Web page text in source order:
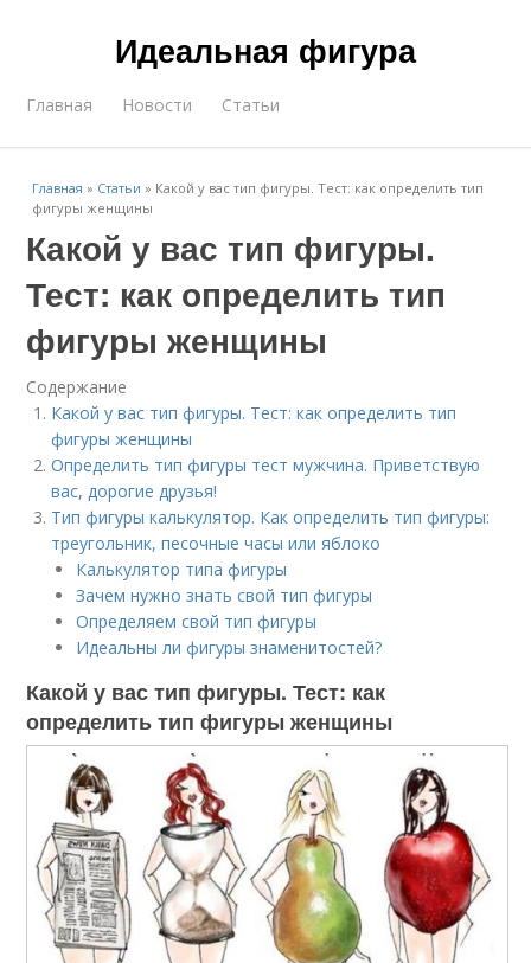
Идеальная фигура
Главная Новости Статьи
Главная » Статьи » Какой у вас тип фигуры. Тест: как определить тип
фигуры женщины
Какой у вас тип фигуры.
Тест: как определить тип
фигуры женщины
Содержание
Какой у вас тип фигуры. Тест: как определить тип
фигуры женщины
Определить тип фигуры тест мужчина. Приветствую
вас, дорогие друзья!
Тип фигуры калькулятор. Как определить тип фигуры:
треугольник, песочные часы или яблоко
Калькулятор типа фигуры
Зачем нужно знать свой тип фигуры
Определяем свой тип фигуры
Идеальны ли фигуры знаменитостей?
Какой у вас тип фигуры. Тест: как
определить тип фигуры женщины